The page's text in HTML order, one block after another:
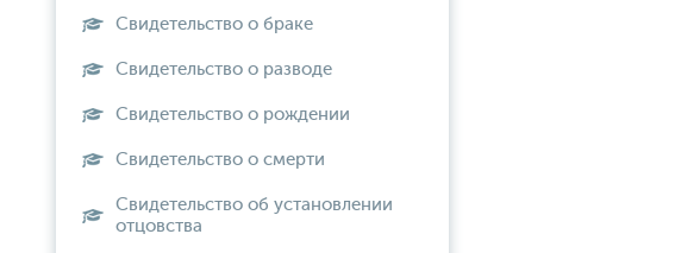
Свидетельство о браке
Свидетельство о разводе
Свидетельство о рождении
Свидетельство о смерти
Свидетельство об установлении
отцовства